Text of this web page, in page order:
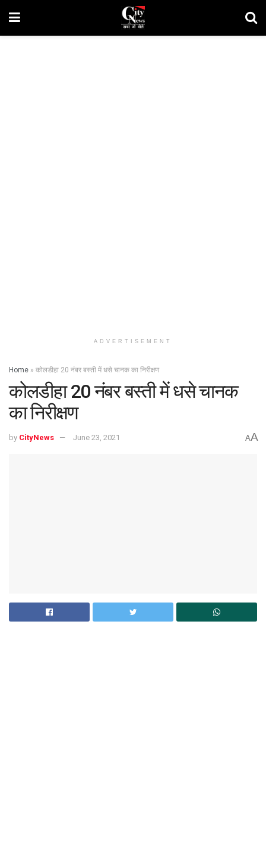
ADVERTISEMENT
Home » कोलडीहा 20 नंबर बस्ती में धसे चानक का निरीक्षण
कोलडीहा 20 नंबर बस्ती में धसे चानक
का निरीक्षण
by CityNews June 23, 2021 AA